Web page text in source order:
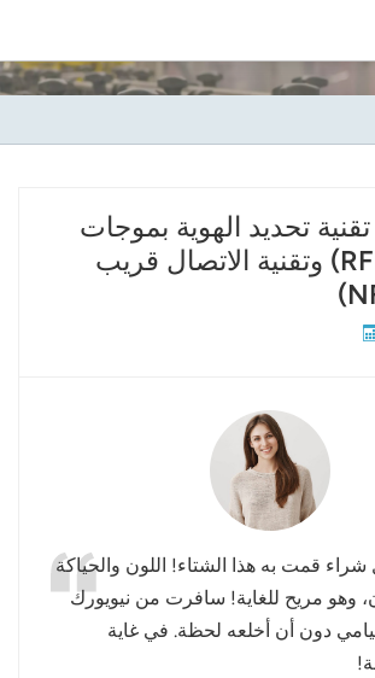
Русский
Português
Nederland
日
تحديد الهوية بموجات
الراديو (RFID) وتقنية الاتصال قريب
قمت به هذا الشتاء! اللون والحياكة
وهو مريح للغاية! سافرت من نيويورك
دون أن أخلعه لحظة. في غاية